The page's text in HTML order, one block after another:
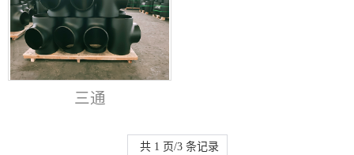
三通
共 1 页/3 条记录